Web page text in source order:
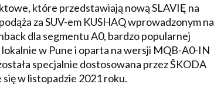
które przedstawiają nową SLAVIĘ na
za SUV-em KUSHAQ wprowadzonym na
dla segmentu A0, bardzo popularnej
w Pune i oparta na wersji MQB-A0-IN
specjalnie dostosowana przez ŠKODA
w listopadzie 2021 roku.